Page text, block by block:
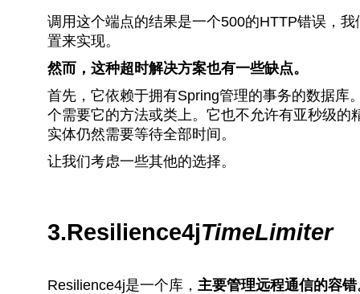
调用这个端点的结果是一个500的HTTP错误，
置来实现。
然而，这种超时解决方案也有一些缺点。
首先，它依赖于拥有Spring管理的事务的数据库
个需要它的方法或类上。它也不允许有亚秒级
实体仍然需要等待全部时间。
让我们考虑一些其他的选择。
3.Resilience4jTimeLimiter
Resilience4j是一个库， 主要管理远程通信的容错